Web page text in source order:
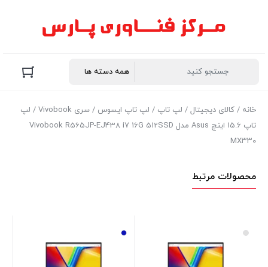
خانه / کالای دیجیتال / لپ تاپ / لپ تاپ ایسوس / سری Vivobook
/ لپ
تاپ 15.6 اینچ Asus مدل Vivobook R565JP-EJ438 i7 16G 512SSD
MX۳۳۰
محصولات مرتبط